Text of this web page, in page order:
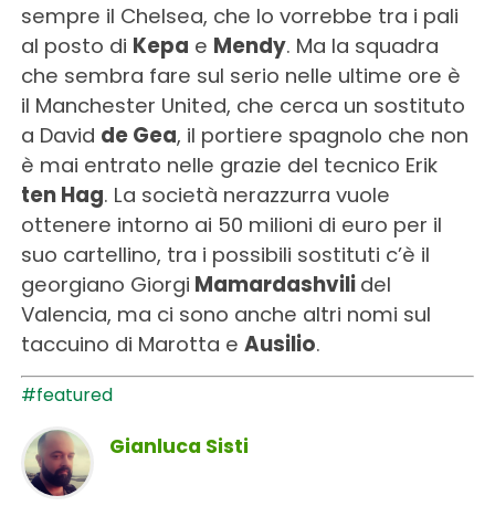
sempre il Chelsea, che lo vorrebbe tra i pali
al posto di Kepa e Mendy. Ma la squadra
che sembra fare sul serio nelle ultime ore è
il Manchester United, che cerca un sostituto
a David de Gea, il portiere spagnolo che non
è mai entrato nelle grazie del tecnico Erik
ten Hag. La società nerazzurra vuole
ottenere intorno ai 50 milioni di euro per il
suo cartellino, tra i possibili sostituti c’è il
georgiano Giorgi Mamardashvili del
Valencia, ma ci sono anche altri nomi sul
taccuino di Marotta e Ausilio.
#featured
Gianluca Sisti